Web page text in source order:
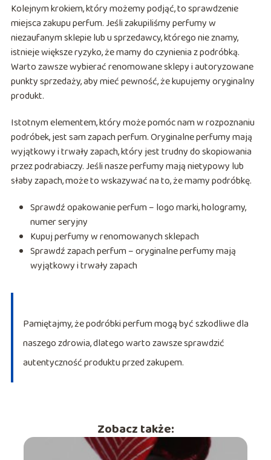
Kolejnym krokiem, który możemy podjąć, to sprawdzenie
miejsca zakupu perfum. Jeśli zakupiliśmy perfumy w
niezaufanym sklepie lub u sprzedawcy, którego nie znamy,
istnieje większe ryzyko, że mamy do czynienia z podróbką.
Warto zawsze wybierać renomowane sklepy i autoryzowane
punkty sprzedaży, aby mieć pewność, że kupujemy oryginalny
produkt.
Istotnym elementem, który może pomóc nam w rozpoznaniu
podróbek, jest sam zapach perfum. Oryginalne perfumy mają
wyjątkowy i trwały zapach, który jest trudny do skopiowania
przez podrabiaczy. Jeśli nasze perfumy mają nietypowy lub
słaby zapach, może to wskazywać na to, że mamy podróbkę.
Sprawdź opakowanie perfum – logo marki, hologramy,
numer seryjny
Kupuj perfumy w renomowanych sklepach
Sprawdź zapach perfum – oryginalne perfumy mają
wyjątkowy i trwały zapach
Pamiętajmy, że podróbki perfum mogą być szkodliwe dla
naszego zdrowia, dlatego warto zawsze sprawdzić
autentyczność produktu przed zakupem.
Zobacz także: